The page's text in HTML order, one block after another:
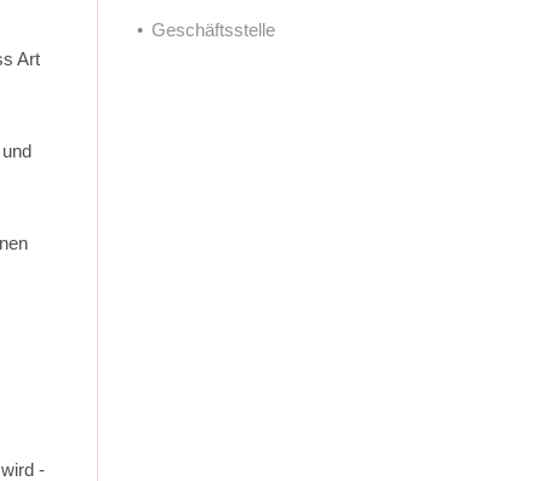
Geschäftsstelle
Art
-